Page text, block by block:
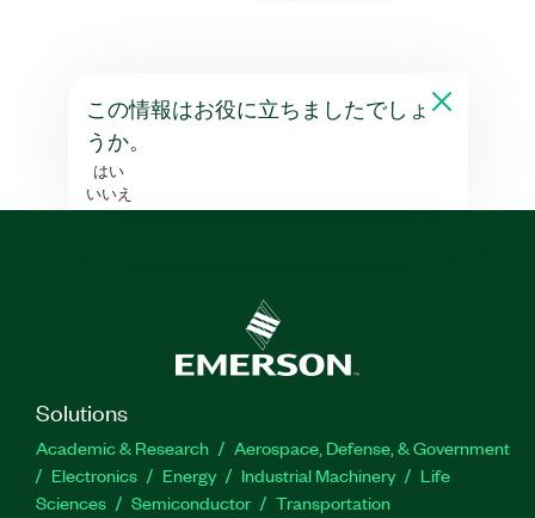
この情報はお役に立ちましたでしょ
うか。
はい
いいえ
Solutions
Academic & Research
Aerospace, Defense, & Government
Electronics
Energy Industrial Machinery
Life
Sciences
Semiconductor Transportation